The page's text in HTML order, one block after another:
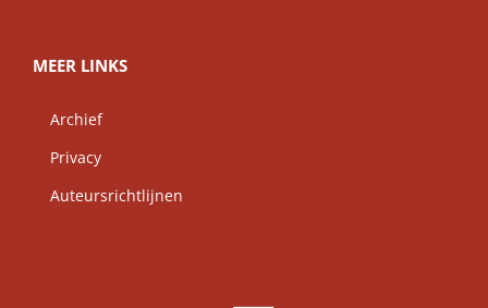
MEER LINKS
Archief
Privacy
Auteursrichtlijnen